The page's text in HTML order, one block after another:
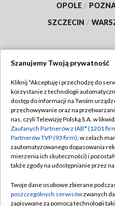
OPOLE /
SZCZECIN /
Abonament TVP
Emisja w TVP
Centrum informacji TVP
Naziemna Telewizja
Rada Programowa
Polityka
Szanujemy Twoją prywatność
Kliknij "Akceptuję i przechodzę do
korzystanie z technologii
dostęp do informacji na Twoim
przechowywanie oraz na
nas, czyli Telewizję Polską S.A. w
Zaufanych Partnerów z IAB* (1201
Partnerów TVP (93 firm), w celach
zautomatyzowanego dopasowania
mierzenia ich skuteczności) i
także zgody na udostępnianie przez
Twoje dane osobowe zbierane
poszczególnych serwisówzwanych
zapisywane za pomocą technologii